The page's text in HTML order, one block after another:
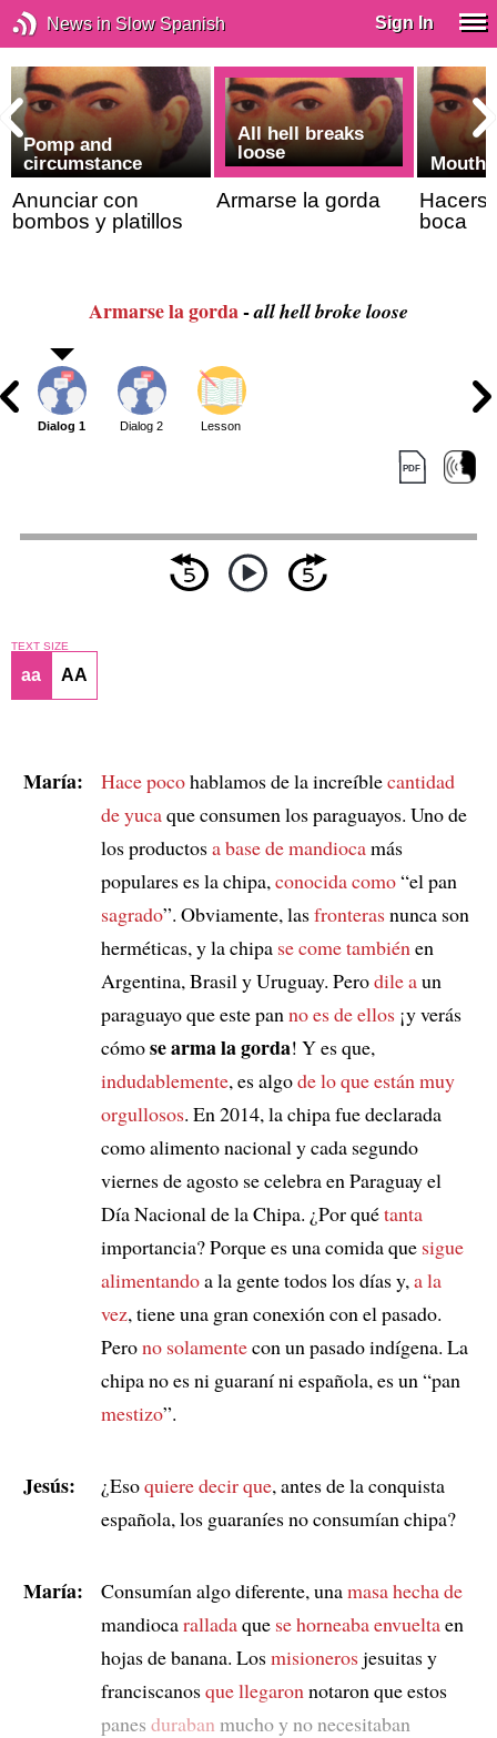
News in Slow Spanish Sign In
Pomp and
circumstance
Anunciar con
bombos y platillos
All hell breaks
loose
Armarse la gorda
boca
Armarse la gorda-all hell broke loose
Dialog 1 Dialog 2 Lesson
TEXT SIZE
aa AA
María: Hace pocohablamos de la increíblecantidad
de yucaque consumen los paraguayos. Uno de
los productosa base de mandiocamás
populares es la chipa, conocida como“el pan
sagrado”. Obviamente, lasfronterasnunca son
herméticas, y la chipa se come también en
Argentina, Brasil y Uruguay. Perodile aun
paraguayo que este pan no es de ellos¡y verás
cómose arma la gorda! Y es que,
indudablemente, es algode lo que están muy
orgullosos. En 2014, la chipa fue declarada
como alimento nacional y cada segundo
viernes de agosto se celebra en Paraguay el
Día Nacional de la Chipa. ¿Por quétanta
importancia? Porque es una comida que sigue
alimentandoa la gente todos los días y, a la
vez, tiene una gran conexión con el pasado.
Perono solamentecon un pasado indígena. La
chipa no es ni guaraní ni española, es un “pan
mestizo”.
Jesús: ¿Esoquiere decir que, antes de la conquista
española, los guaraníes no consumían chipa?
María: Consumían algo diferente, unamasa hecha de
mandiocaralladaque se horneaba envueltaen
hojas de banana. Losmisionerosjesuitas y
franciscanosque llegaron notaron que estos
panes duraban mucho y no necesitaban